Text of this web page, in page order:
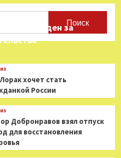
осужден за
хочет стать
России
Добронравов взял отпуск
для восстановления